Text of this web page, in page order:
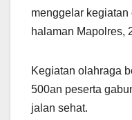
menggelar
halaman Mapolres,
Kegiatan olahraga
500an peserta
jalan sehat.